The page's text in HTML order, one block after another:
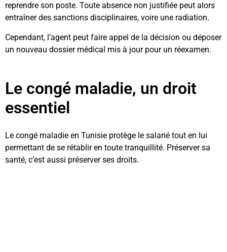
reprendre son poste. Toute absence non justifiée peut alors
entraîner des sanctions disciplinaires, voire une radiation.
Cependant, l’agent peut faire appel de la décision ou déposer
un nouveau dossier médical mis à jour pour un réexamen.
Le congé maladie, un droit
essentiel
Le congé maladie en Tunisie protège le salarié tout en lui
permettant de se rétablir en toute tranquillité. Préserver sa
santé, c’est aussi préserver ses droits.